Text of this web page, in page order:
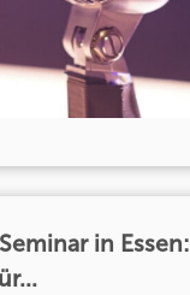
in Essen: